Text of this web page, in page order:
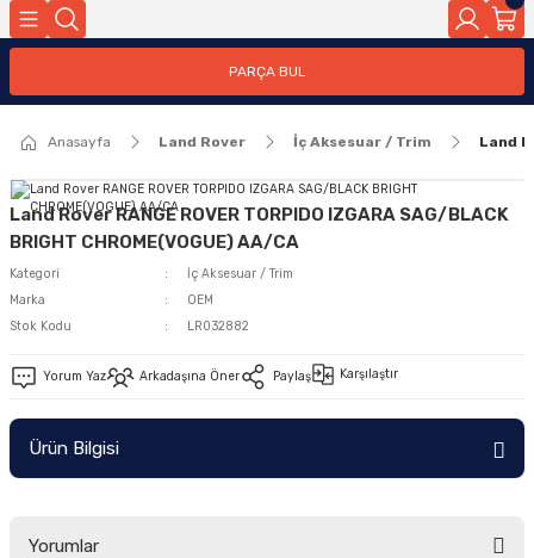
PARÇA BUL
Anasayfa Land Rover İç Aksesuar / Trim Land
Land Rover RANGE ROVER TORPIDO IZGARA SAG/BLACK
BRIGHT CHROME(VOGUE) AA/CA
Kategori
İç Aksesuar / Trim
Marka
OEM
Stok Kodu
LR032882
Yorum Yaz Arkadaşına Öner Paylaş Karşılaştır
Ürün Bilgisi
Yorumlar